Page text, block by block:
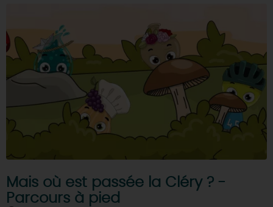
Mais où est passée la Cléry ? -
Parcours à pied